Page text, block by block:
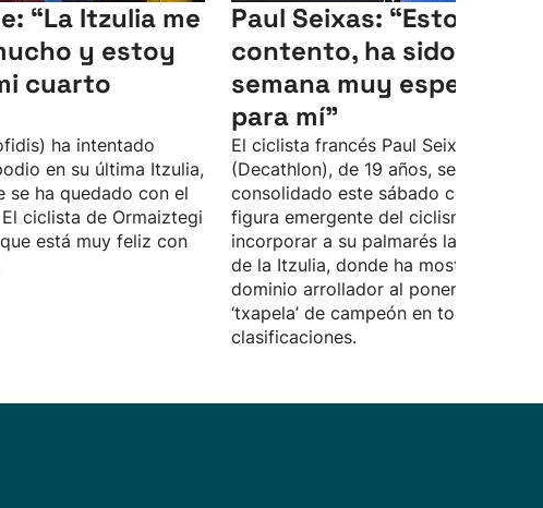
“La Itzulia me
y estoy
cuarto
ha intentado
en su última Itzulia,
se ha quedado con el
ciclista de Ormaiztegi
está muy feliz con
Paul Seixas: “Estoy muy
contento, ha sido una
semana muy especial
para mí"
El ciclista francés Paul Seixas
(Decathlon), de 19 años, se ha
consolidado este sábado como la
figura emergente del ciclismo al
incorporar a su palmarés la 65
de la Itzulia, donde ha mostrado un
dominio arrollador al ponerse la
‘txapela’ de campeón en todas las
clasificaciones.